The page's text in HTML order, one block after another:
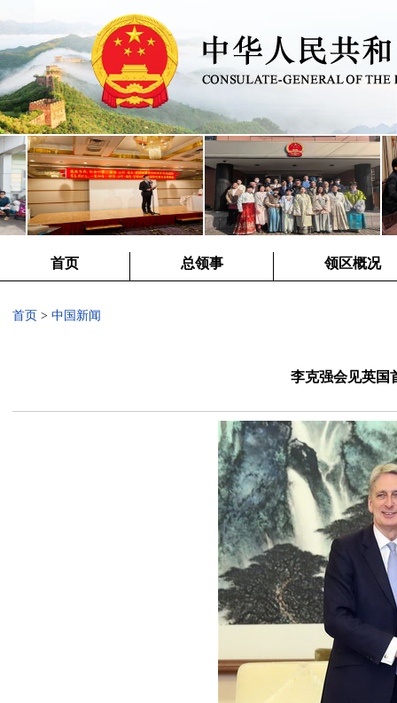
首页 总领事 领区概况
首页 > 中国新闻
李克强会见英国